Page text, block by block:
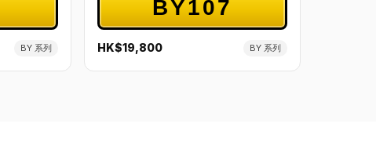
BY 系列
BY107
HK$19,800 BY 系列